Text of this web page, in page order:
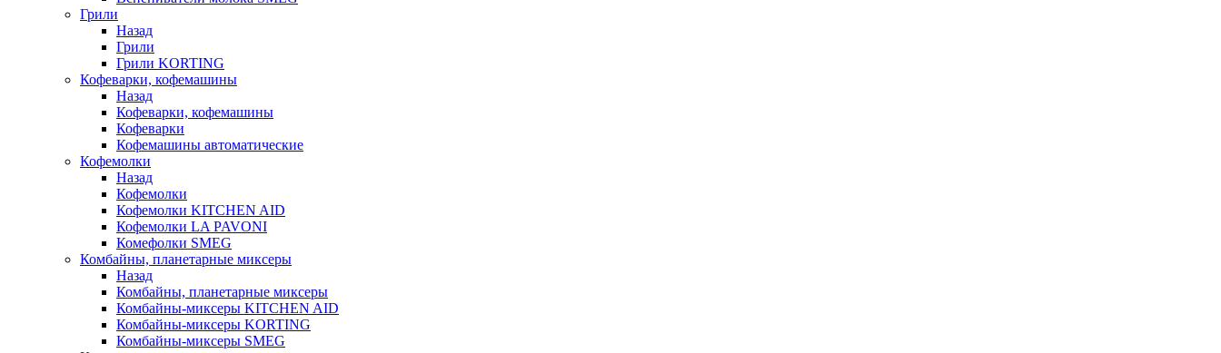
Грили
Назад
Грили
Грили KORTING
Кофеварки, кофемашины
Назад
Кофеварки, кофемашины
Кофеварки
Кофемашины автоматические
Кофемолки
Назад
Кофемолки
Кофемолки KITCHEN AID
Кофемолки LA PAVONI
Комефолки SMEG
Комбайны, планетарные миксеры
Назад
Комбайны, планетарные миксеры
Комбайны-миксеры KITCHEN AID
Комбайны-миксеры KORTING
Комбайны-миксеры SMEG